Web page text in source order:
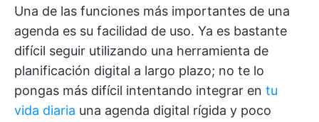
Una de las funciones más importantes de una
agenda es su facilidad de uso. Ya es bastante
difícil seguir utilizando una herramienta de
planificación digital a largo plazo; no te lo
pongas más difícil intentando integrar en tu
vida diaria una agenda digital rígida y poco